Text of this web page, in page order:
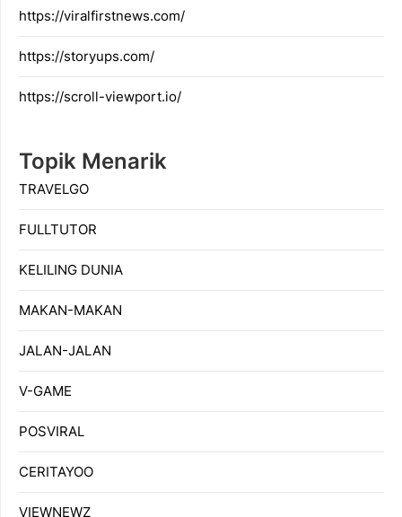
https://viralfirstnews.com/
https://storyups.com/
https://scroll-viewport.io/
Topik Menarik
TRAVELGO
FULLTUTOR
KELILING DUNIA
MAKAN-MAKAN
JALAN-JALAN
V-GAME
POSVIRAL
CERITAYOO
VIEWNEWZ